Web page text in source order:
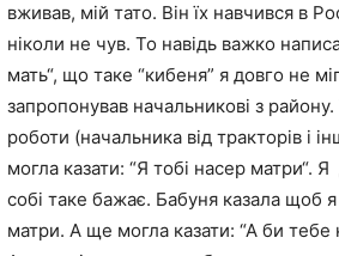
вживав, мій тато. Він їх навчився в
ніколи не чув. То навідь важко
мать“, що таке “кибеня” я довго не
запропонував начальникові з
роботи (начальника від тракторів і
могла казати: “Я тобі насер матри“.
собі таке бажає. Бабуня казала щоб
матри. А ще могла казати: “А би тебе